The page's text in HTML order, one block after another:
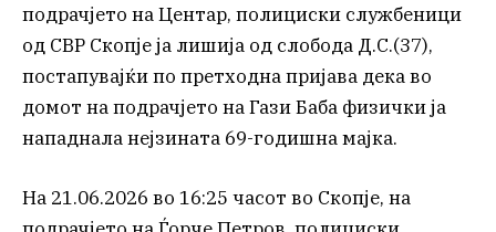
подрачјето на Центар, полициски службеници
од СВР Скопје ја лишија од слобода Д.С.(37),
постапувајќи по претходна пријава дека во
домот на подрачјето на Гази Баба физички ја
нападнала нејзината 69-годишна мајка.
На 21.06.2026 во 16:25 часот во Скопје, на